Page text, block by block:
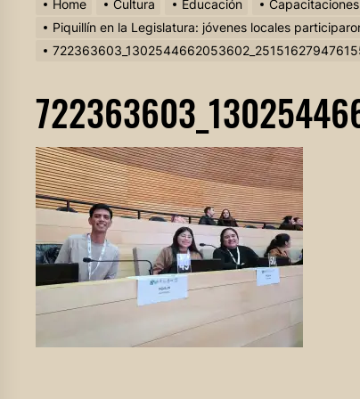
Home Cultura Educación
Capacitaciones
Piquillín en la Legislatura: jóvenes locales